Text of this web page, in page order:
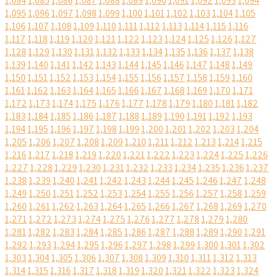
1,0951,0961,0971,0981,0991,1001,1011,1021,1031,1041,105
1,1061,1071,1081,1091,1101,1111,1121,1131,1141,1151,116
1,1171,1181,1191,1201,1211,1221,1231,1241,1251,1261,127
1,1281,1291,1301,1311,1321,1331,1341,1351,1361,1371,138
1,1391,1401,1411,1421,1431,1441,1451,1461,1471,1481,149
1,1501,1511,1521,1531,1541,1551,1561,1571,1581,1591,160
1,1611,1621,1631,1641,1651,1661,1671,1681,1691,1701,171
1,1721,1731,1741,1751,1761,1771,1781,1791,1801,1811,182
1,1831,1841,1851,1861,1871,1881,1891,1901,1911,1921,193
1,1941,1951,1961,1971,1981,1991,2001,2011,2021,2031,204
1,2051,2061,2071,2081,2091,2101,2111,2121,2131,2141,215
1,2161,2171,2181,2191,2201,2211,2221,2231,2241,2251,226
1,2271,2281,2291,2301,2311,2321,2331,2341,2351,2361,237
1,2381,2391,2401,2411,2421,2431,2441,2451,2461,2471,248
1,2491,2501,2511,2521,2531,2541,2551,2561,2571,2581,259
1,2601,2611,2621,2631,2641,2651,2661,2671,2681,2691,270
1,2711,2721,2731,2741,2751,2761,2771,2781,2791,280
1,2811,2821,2831,2841,2851,2861,2871,2881,2891,2901,291
1,2921,2931,2941,2951,2961,2971,2981,2991,3001,3011,302
1,3031,3041,3051,3061,3071,3081,3091,3101,3111,3121,313
1,3141,3151,3161,3171,3181,3191,3201,3211,3221,3231,324